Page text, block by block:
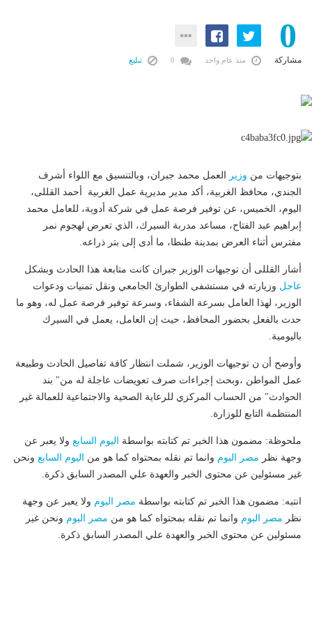
0
مشاركة منذ عام واحد تبليغ
بتوجيهات من وزير العمل محمد جبران، وبالتنسيق مع اللواء أشرف
الجندي، محافظ الغربية، أكد مدير مديرية عمل الغربية أحمد القللى،
اليوم، الخميس، عن توفير فرصة عمل في شركة أدوية، للعامل محمد
إبراهيم عبد الفتاح، مساعد مدربة السيرك، الذي تعرض لهجوم نمر
مفترس أثناء العرض بمدينة طنطا، ما أدى إلى بتر ذراعه.
أشار القللى أن توجيهات الوزير جبران كانت متابعة هذا الحادث وبشكل
عاجل وزيارته في مستشفى الطوارئ الجامعي ونقل تمنيات ودعوات
الوزير، لهذا العامل بسرعة الشفاء، وسرعة توفير فرصة عمل له، وهو ما
حدث بالفعل بحضور المحافظ، حيث إن العامل، يعمل في السيرك
باليومية.
وأوضح أن ن توجيهات الوزير، شملت انتظار كافة تفاصيل الحادث وطبيعة
عمل المواطن ،وبحث إجراءات صرف تعويضات عاجلة له من" بند
الحوادث" من الحساب المركزي للرعاية الصحية والاجتماعية للعمالة غير
المنتظمة التابع للوزارة.
ملحوظة: مضمون هذا الخبر تم كتابته بواسطة اليوم السابع ولا يعبر عن
وجهة نظر مصر اليوم وانما تم نقله بمحتواه كما هو من اليوم السابع ونحن
غير مسئولين عن محتوى الخبر والعهدة علي المصدر السابق ذكرة.
انتبه: مضمون هذا الخبر تم كتابته بواسطة مصر اليوم ولا يعبر عن وجهة
نظر مصر اليوم وانما تم نقله بمحتواه كما هو من مصر اليوم ونحن غير
مسئولين عن محتوى الخبر والعهدة علي المصدر السابق ذكرة.